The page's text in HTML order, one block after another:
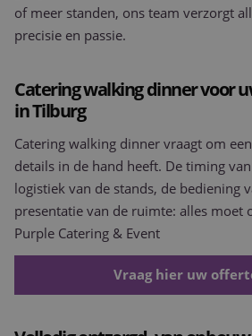
of meer standen, ons team verzorgt
precisie en passie.
Catering walking dinner voor
in Tilburg
Catering walking dinner vraagt om
details in de hand heeft. De timing
logistiek van de stands, de bediening
presentatie van de ruimte: alles moet
Purple Catering & Event
Vraag hier uw